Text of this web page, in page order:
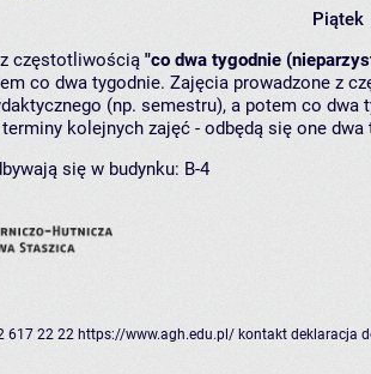
Piątek
częstotliwością "co dwa tygodnie
co dwa tygodnie. Zajęcia prowadzone z
(np. semestru), a potem co
terminy kolejnych zajęć - odbędą się one
się w budynku: B-4
617 22 22 https://www.agh.edu.pl/ kontakt deklaracja